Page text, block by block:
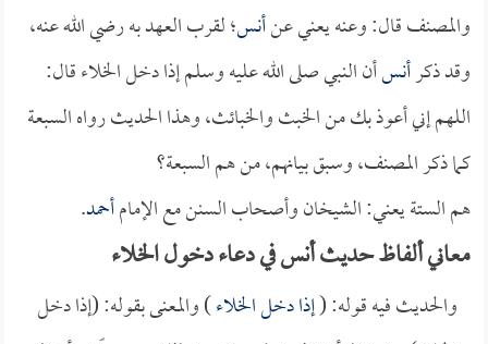
والمصنف قال: وعنه يعني عنأنس؛ لقرب العهد به رضي الله عنه،
وقد ذكرأنسأن النبي صلى الله عليه وسلم إذا دخل الخلاء قال:
اللهم إني أعوذ بك من الخبث والخبائث، وهذا الحديث رواه السبعة
كما ذكر المصنف، وسبق بيانهم، من هم السبعة؟
هم الستة يعني: الشيخان وأصحاب السنن مع الإمامأحمد.
معاني ألفاظ حديث أنس في دعاء دخول الخلاء
والحديث فيه قوله: (إذا دخل الخلاء) والمعنى بقوله: (إذا دخل